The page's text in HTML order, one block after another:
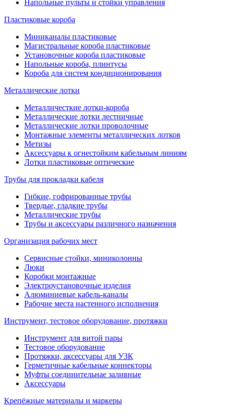
Напольные пульты и стойки управления
Пластиковые короба
Миниканалы пластиковые
Магистральные короба пластиковые
Установочные короба пластиковые
Напольные короба, плинтусы
Короба для систем кондиционирования
Металлические лотки
Металличесткие лотки-короба
Металлические лотки лестничные
Металлические лотки проволочные
Монтажные элементы металлических лотков
Метизы
Аксессуары к огнестойким кабельным линиям
Лотки пластиковые оптические
Трубы для прокладки кабеля
Гибкие, гофрированные трубы
Твердые, гладкие трубы
Металлические трубы
Трубы и аксессуары различного назначения
Организация рабочих мест
Сервисные стойки, миниколонны
Люки
Коробки монтажные
Электроустановочные изделия
Алюминиевые кабель-каналы
Рабочие места настенного исполнения
Инструмент, тестовое оборудование, протяжки
Инструмент для витой пары
Тестовое оборудование
Протяжки, аксессуары для УЗК
Герметичные кабельные коннекторы
Муфты соединительнае заливные
Аксессуары
Крепёжные материалы и маркеры